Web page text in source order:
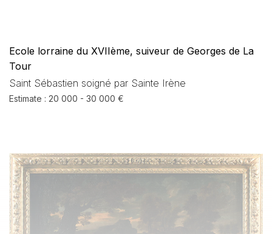
Ecole lorraine du XVIIème, suiveur de Georges de La
Tour
Saint Sébastien soigné par Sainte Irène
Estimate : 20 000 - 30 000 €